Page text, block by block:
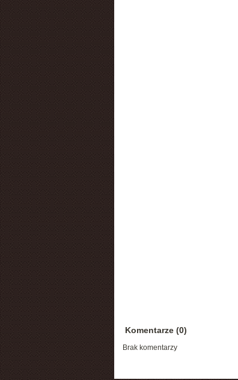
Komentarze (0)
Brak komentarzy